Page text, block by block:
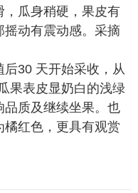
瓜身稍硬，果皮有
动有震动感。采摘
30 天开始采收，从
果表皮显奶白的浅绿
质及继续坐果。也
红色，更具有观赏